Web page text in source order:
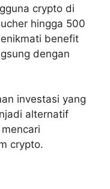
crypto di
hingga 500
benefit
dengan
investasi yang
alternatif
crypto.